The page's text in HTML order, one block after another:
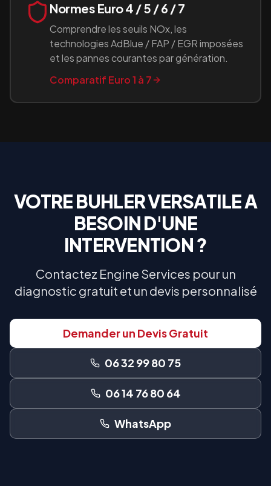
Normes Euro 4 / 5 / 6 / 7
Comprendre les seuils NOx, les
technologies AdBlue / FAP / EGR imposées
et les pannes courantes par génération.
Comparatif Euro 1 à 7
VOTREBUHLER VERSATILEA
BESOIN D'UNE
INTERVENTION ?
Contactez Engine Services pour un
diagnostic gratuit et un devis personnalisé
Demander un Devis Gratuit
06 32 99 80 75
06 14 76 80 64
WhatsApp